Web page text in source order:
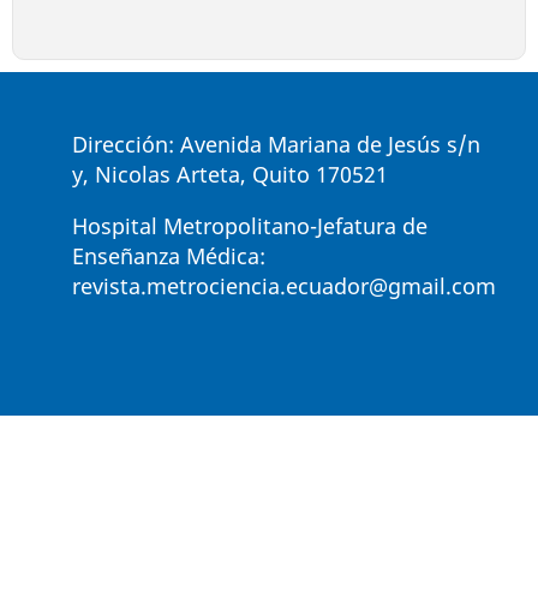
Dirección: Avenida Mariana de Jesús s/n
y, Nicolas Arteta, Quito 170521
Hospital Metropolitano-Jefatura de
Enseñanza Médica:
revista.metrociencia.ecuador@gmail.com